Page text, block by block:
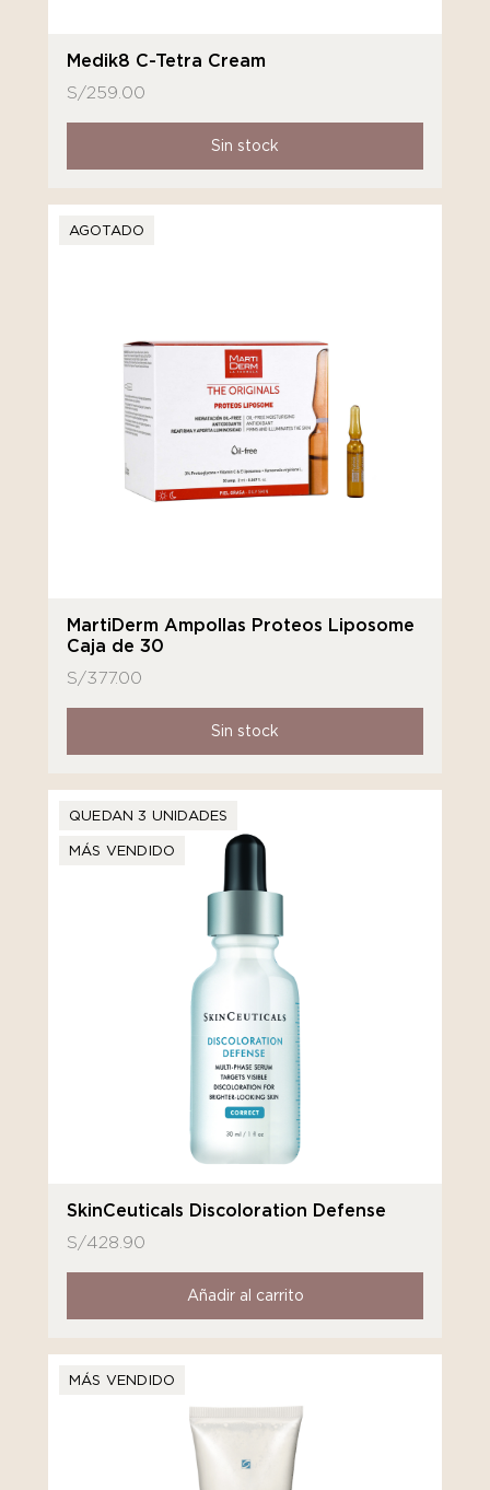
Medik8 C-Tetra Cream
S/259.00
Sin stock
AGOTADO
MartiDerm Ampollas Proteos Liposome
Caja de 30
S/377.00
Sin stock
QUEDAN 3 UNIDADES
MÁS VENDIDO
SkinCeuticals Discoloration Defense
S/428.90
Añadir al carrito
MÁS VENDIDO